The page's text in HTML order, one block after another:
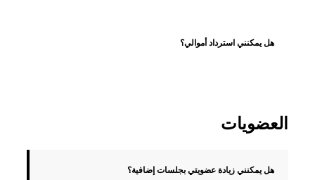
هل يمكنني استرداد أموالي؟
العضويات
هل يمكنني زيادة عضويتي بجلسات إضافية؟